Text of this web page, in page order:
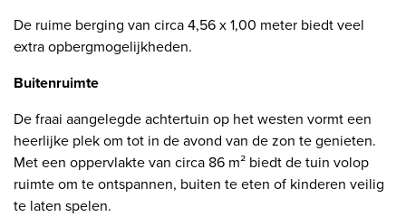
De ruime berging van circa 4,56 x 1,00 meter biedt veel
extra opbergmogelijkheden.
Buitenruimte
De fraai aangelegde achtertuin op het westen vormt een
heerlijke plek om tot in de avond van de zon te genieten.
Met een oppervlakte van circa 86 m² biedt de tuin volop
ruimte om te ontspannen, buiten te eten of kinderen veilig
te laten spelen.